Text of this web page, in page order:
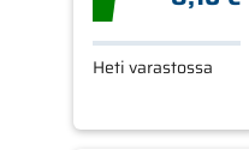
Heti varastossa